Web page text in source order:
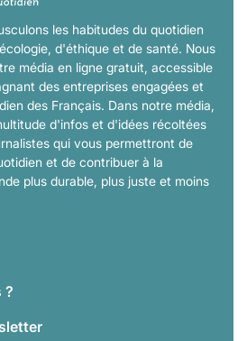
les habitudes du quotidien
d'éthique et de santé. Nous
média en ligne gratuit, accessible
des entreprises engagées et
des Français. Dans notre média,
d'infos et d'idées récoltées
qui vous permettront de
et de contribuer à la
plus durable, plus juste et moins
?